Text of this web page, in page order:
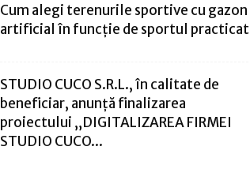
Cum alegi terenurile sportive cu gazon
artificial în funcție de sportul practicat
STUDIO CUCO S.R.L., în calitate de
beneficiar, anunță finalizarea
proiectului „DIGITALIZAREA FIRMEI
STUDIO CUCO...